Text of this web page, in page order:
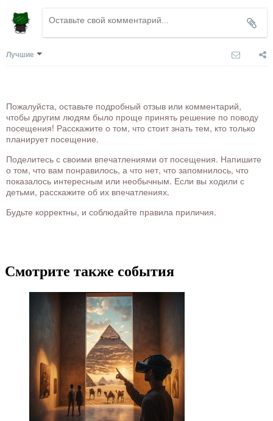
Лучшие
Пожалуйста, оставьте подробный отзыв или комментарий,
чтобы другим людям было проще принять решение по поводу
посещения! Расскажите о том, что стоит знать тем, кто только
планирует посещение.
Поделитесь с своими впечатлениями от посещения. Напишите
о том, что вам понравилось, а что нет, что запомнилось, что
показалось интересным или необычным. Если вы ходили с
детьми, расскажите об их впечатлениях.
Будьте корректны, и соблюдайте правила приличия.
Смотрите также события